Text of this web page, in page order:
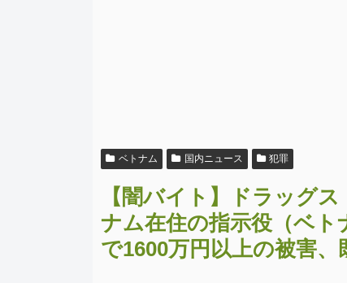
ベトナム 国内ニュース 犯罪
【闇バイト】ドラッグ
ナム在住の指示役（ベ
で1600万円以上の被害